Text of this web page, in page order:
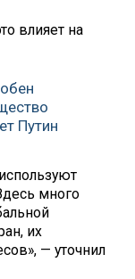
влияет на
Путин
много
их
— уточнил